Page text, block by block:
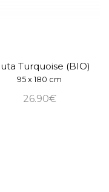
Turquoise (BIO)
95 x 180 cm
26.90€